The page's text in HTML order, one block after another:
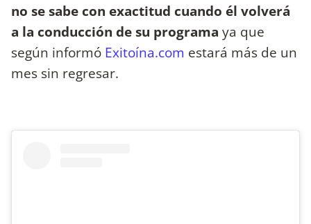
no se sabe con exactitud cuando él volverá
a la conducción de su programa ya que
según informó Exitoína.com estará más de un
mes sin regresar.